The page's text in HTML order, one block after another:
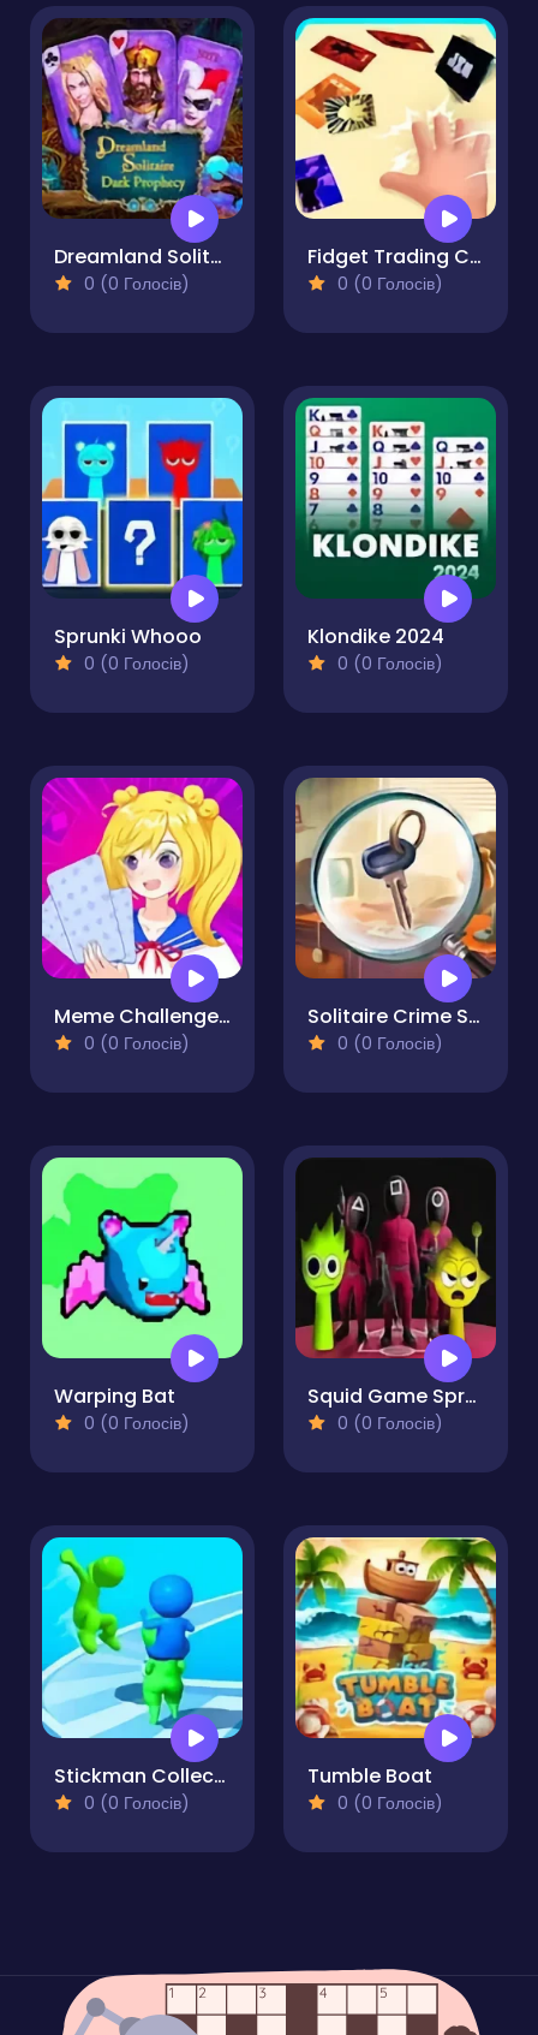
Dreamland Solitaire: Dark Prophecy Collector's Edition
0 (0 Голосів)
Fidget Trading Card Toy
0 (0 Голосів)
Sprunki Whooo
0 (0 Голосів)
Klondike 2024
0 (0 Голосів)
Meme Challenge Dank Memes
0 (0 Голосів)
Solitaire Crime Stories
0 (0 Голосів)
Warping Bat
0 (0 Голосів)
Squid Game Sprunki FNF Battle
0 (0 Голосів)
Stickman Collect Run
0 (0 Голосів)
Tumble Boat
0 (0 Голосів)